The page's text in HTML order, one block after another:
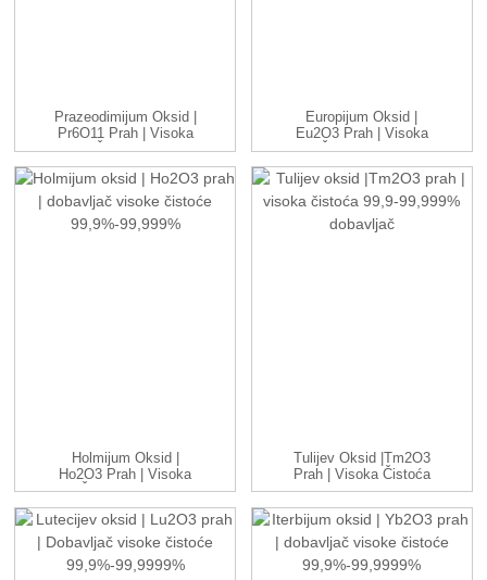
Prazeodimijum Oksid |
Pr6O11 Prah | Visoka
Čistoća...
Europijum Oksid |
Eu2O3 Prah | Visoka
Čistoća 99....
Holmijum Oksid |
Ho2O3 Prah | Visoka
Čistoća 99,9...
Tulijev Oksid |Tm2O3
Prah | Visoka Čistoća
99.9-9...